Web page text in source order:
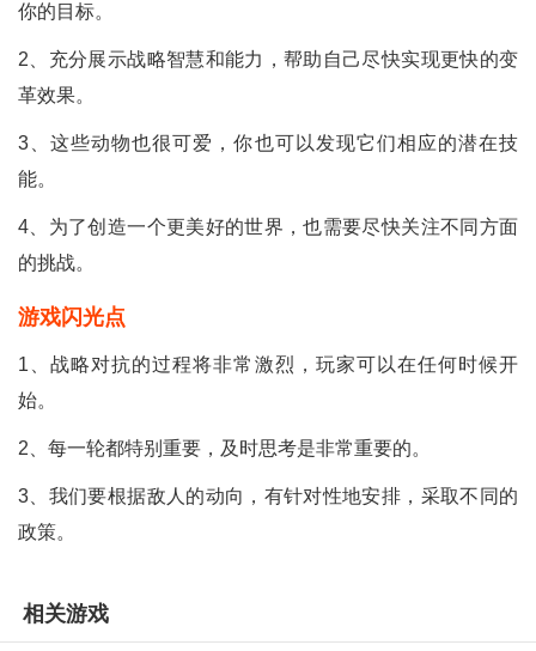
你的目标。
2、充分展示战略智慧和能力，帮助自己尽快实现更快的变
革效果。
3、这些动物也很可爱，你也可以发现它们相应的潜在技
能。
4、为了创造一个更美好的世界，也需要尽快关注不同方面
的挑战。
游戏闪光点
1、战略对抗的过程将非常激烈，玩家可以在任何时候开
始。
2、每一轮都特别重要，及时思考是非常重要的。
3、我们要根据敌人的动向，有针对性地安排，采取不同的
政策。
相关游戏